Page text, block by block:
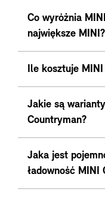
Co wyróżnia
największe MINI?
Ile kosztuje
Jakie są
Countryman?
Jaka jest
ładowność MINI